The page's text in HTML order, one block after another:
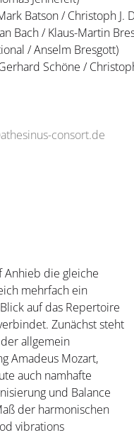
Batson / Christoph J.
Bach / Klaus-Martin
/ Anselm Bresgott)
Schöne /
consort.de
Anhieb die gleiche
mehrfach ein
auf das Repertoire
Zunächst steht
allgemein
Amadeus Mozart,
auch namhafte
und Balance
der harmonischen
vibrations